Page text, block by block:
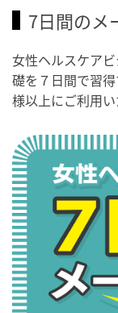
7日間のメ
女性ヘルスケア
礎を７日間で習
様以上にご利用い